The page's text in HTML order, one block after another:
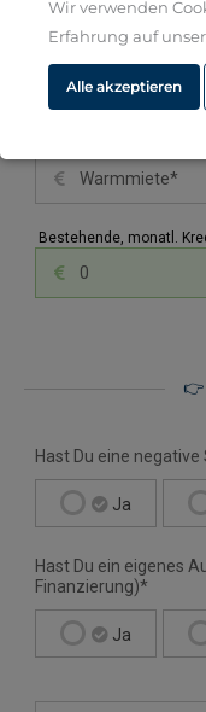
Bestehende, monatl.
👉
Hast Du eine negative
Ja
Hast Du ein eigenes
Finanzierung)*
Ja
Wir verwenden
Erfahrung auf
Alle akzeptieren